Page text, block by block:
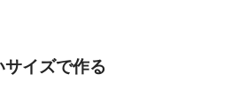
イズで作る